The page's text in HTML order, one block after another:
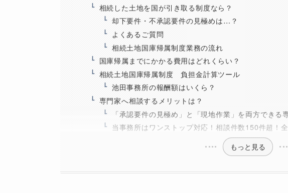
相続した土地を国が引き取る制度なら？
却下要件・不承認要件の見極めは…？
よくあるご質問
相続土地国庫帰属制度業務の流れ
国庫帰属までにかかる費用はどれくらい？
相続土地国庫帰属制度 負担金計算ツール
池田事務所の報酬額はいくら？
専門家へ相談するメリットは？
「承認要件の見極め」と「現地作業」を両方でき
当事務所はワンストップ対応！相談件数150件超！全
もっと見る